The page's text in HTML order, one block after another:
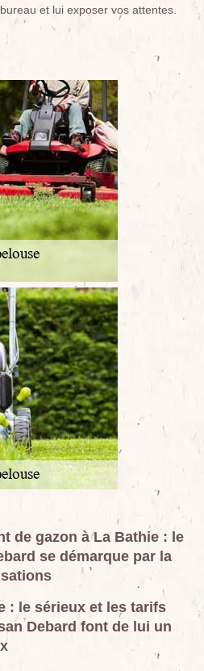
et lui exposer vos attentes.
de gazon à La Bathie : le
se démarque par la
: le sérieux et les tarifs
Debard font de lui un